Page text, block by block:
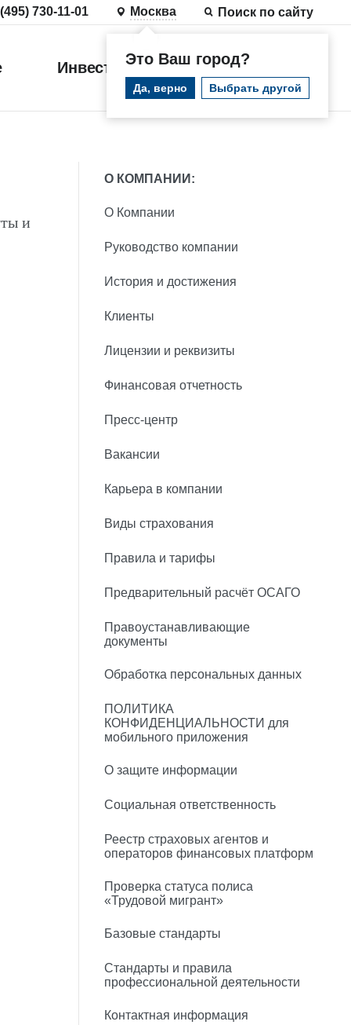
730-11-01 Москва
Это Ваш город?
Да, верно Выбрать другой
Поиск по сайту
Инвестиции
и
О КОМПАНИИ:
О Компании
Руководство компании
История и достижения
Клиенты
Лицензии и реквизиты
Финансовая отчетность
Пресс-центр
Вакансии
Карьера в компании
Виды страхования
Правила и тарифы
Предварительный расчёт ОСАГО
Правоустанавливающие
документы
Обработка персональных данных
ПОЛИТИКА
КОНФИДЕНЦИАЛЬНОСТИ для
мобильного приложения
О защите информации
Социальная ответственность
Реестр страховых агентов и
операторов финансовых платформ
Проверка статуса полиса
«Трудовой мигрант»
Базовые стандарты
Стандарты и правила
профессиональной деятельности
Контактная информация